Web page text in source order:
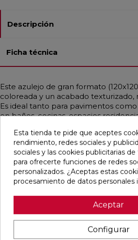
Descripción
Ficha técnica
Este azulejo de gran formato
coloreada y un acabado texturizado,
Es ideal tanto para pavimentos
en baños, cocinas, espacios
toque mediterráneo, emula el
mayoritariamente en color blanco.
Pensamos que te
favorite favorite
Esta tienda te pide que aceptes
rendimiento, redes sociales y
sociales y las cookies publicitarias
para ofrecerte funciones de redes
personalizados. ¿Aceptas estas
procesamiento de datos personales
Aceptar
Configurar